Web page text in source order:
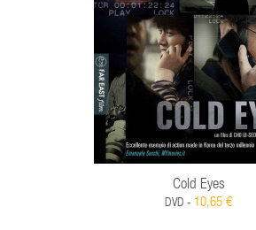
Cold Eyes
DVD - 10,65 €